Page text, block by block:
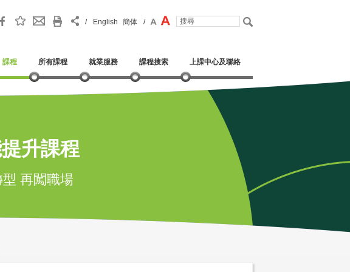
/ English 簡体 /
課程 所有課程 就業服務 課程搜索 上課中心及聯絡
升課程
再闖職場